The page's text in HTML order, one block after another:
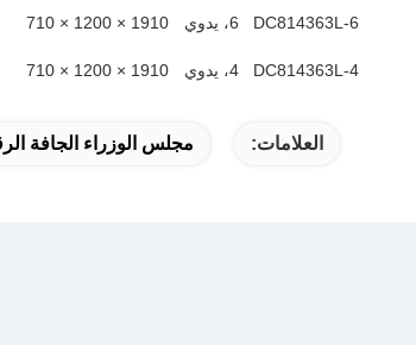
DC814363L-6 6، يدوي 1910 × 1200 × 710
DC814363L-4 4، يدوي 1910 × 1200 × 710
العلامات: مجلس الوزراء الجافة